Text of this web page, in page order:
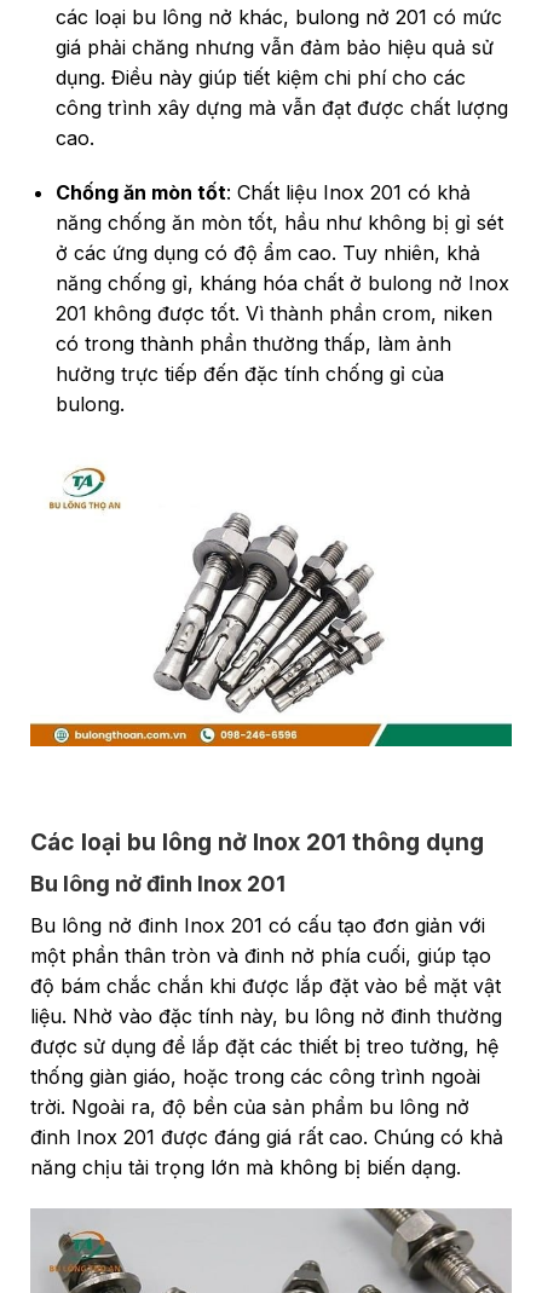
các loại bu lông nở khác, bulong nở 201 có mức
giá phải chăng nhưng vẫn đảm bảo hiệu quả sử
dụng. Điều này giúp tiết kiệm chi phí cho các
công trình xây dựng mà vẫn đạt được chất lượng
cao.
Chống ăn mòn tốt: Chất liệu Inox 201 có khả
năng chống ăn mòn tốt, hầu như không bị gỉ sét
ở các ứng dụng có độ ẩm cao. Tuy nhiên, khả
năng chống gỉ, kháng hóa chất ở bulong nở Inox
201 không được tốt. Vì thành phần crom, niken
có trong thành phần thường thấp, làm ảnh
hưởng trực tiếp đến đặc tính chống gỉ của
bulong.
Các loại bu lông nở Inox 201 thông dụng
Bu lông nở đinh Inox 201
Bu lông nở đinh Inox 201 có cấu tạo đơn giản với
một phần thân tròn và đinh nở phía cuối, giúp tạo
độ bám chắc chắn khi được lắp đặt vào bề mặt vật
liệu. Nhờ vào đặc tính này, bu lông nở đinh thường
được sử dụng để lắp đặt các thiết bị treo tường, hệ
thống giàn giáo, hoặc trong các công trình ngoài
trời. Ngoài ra, độ bền của sản phẩm bu lông nở
đinh Inox 201 được đáng giá rất cao. Chúng có khả
năng chịu tải trọng lớn mà không bị biến dạng.